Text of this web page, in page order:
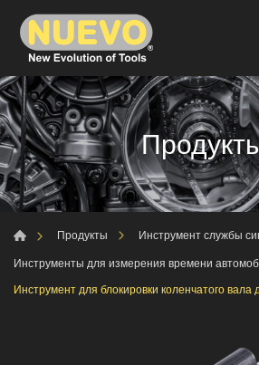
Продукты
Инструмент службы
Инструменты для измерения времени
Инструмент для блокировки коленчатого вала